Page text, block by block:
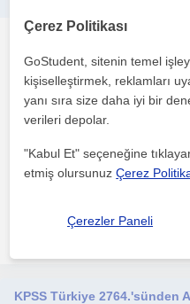
Samsun
Ondokuz Mayis Üniversitesi
1. ders ücretsiz
daha fazlasını gör
KPSS Türkiye 2764.'sünden
Çerez Politikası
GoStudent, sitenin temel
kişiselleştirmek, reklamları
yanı sıra size daha iyi bir
verileri depolar.
"Kabul Et" seçeneğine
etmiş olursunuzÇerez
Çerezler Paneli